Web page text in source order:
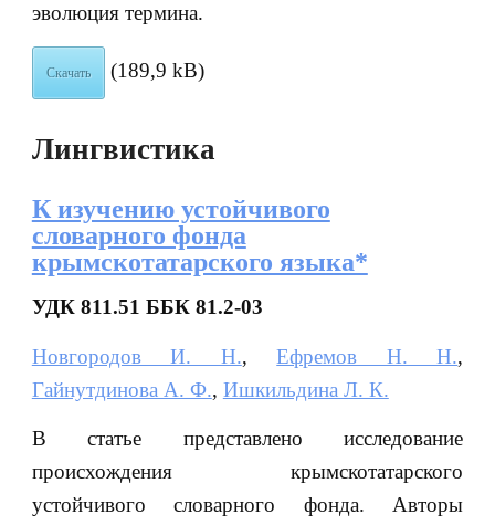
эволюция термина.
Скачать (189,9 kB)
Лингвистика
К изучению устойчивого
словарного фонда
крымскотатарского языка*
УДК 811.51 ББК 81.2-03
Новгородов И. Н.,Ефремов Н. Н.,
Гайнутдинова А. Ф., Ишкильдина Л. К.
В статье представлено исследование
происхождения крымскотатарского
устойчивого словарного фонда. Авторы